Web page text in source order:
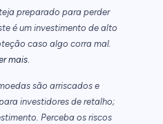
preparado para perder
é um investimento de alto
caso algo corra mal.
mais.
são arriscados e
investidores de retalho;
Perceba os riscos